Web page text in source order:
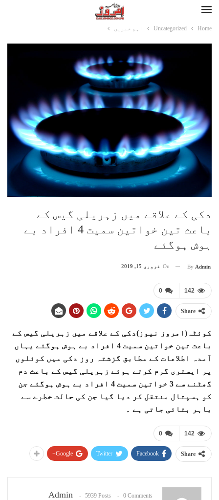
Home
Uncategorized اہم خبریں
دکی کے علاقے میں زہریلی گیس کے
باعث تین خواتین سمیت 4 افراد بے
ہوش ہوگئے
By Admin
On فروری 15, 2019
0 142
Share
کوئٹہ(امروز نیوز)دکی کے علاقے میں زہریلی گیس کے
باعث تین خواتین سمیت 4 افراد بے ہوش ہوگئے یہاں
آمدہ اطلاعات کے مطابق گزشتہ روز دکی میں کوئلوں
پر ایستری گرم کرتے ہوئے زہریلی گیس کے باعث دم
گھٹنے سے 3 خواتین سمیت 4 افراد بے ہوش ہوگئے جن
کو ہسپتال منتقل کر دیا گیا جن کی حالت خطرے سے
باہر بتائی جاتی ہے ۔
0 142
Share
Facebook
Twitter
Google+
Admin 5939 Posts 0 Comments